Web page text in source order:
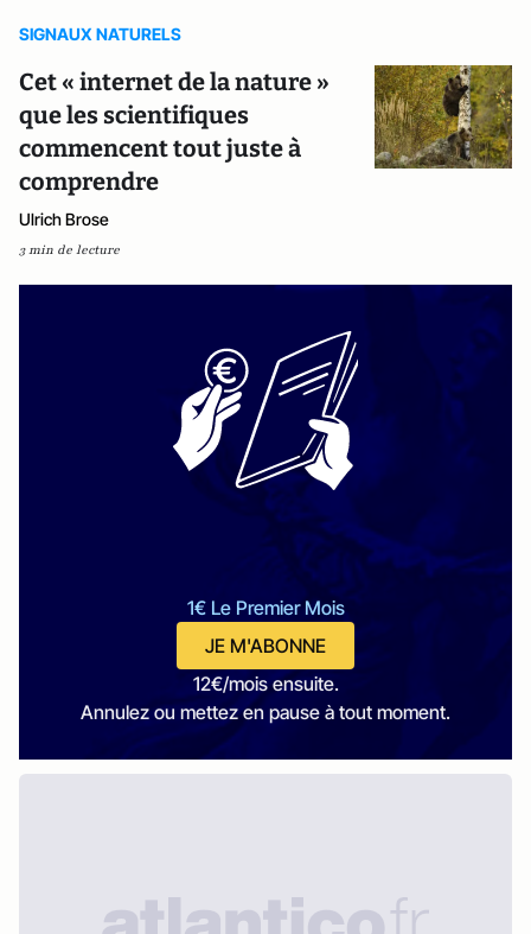
SIGNAUX NATURELS
Cet « internet de la nature »
que les scientifiques
commencent tout juste à
comprendre
Ulrich Brose
3 min de lecture
1€ Le Premier Mois
JE M'ABONNE
12€/mois ensuite.
Annulez ou mettez en pause à tout moment.